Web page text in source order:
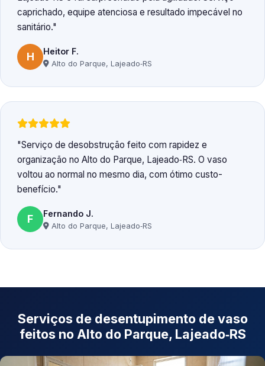
caprichado, equipe atenciosa e resultado impecável no
sanitário.
H Heitor F.
Alto do Parque, Lajeado‑RS
Serviço de desobstrução feito com rapidez e
organização no Alto do Parque, Lajeado‑RS. O vaso
voltou ao normal no mesmo dia, com ótimo custo-
benefício.
F Fernando J.
Alto do Parque, Lajeado‑RS
Serviços de desentupimento de vaso
feitos no Alto do Parque, Lajeado‑RS